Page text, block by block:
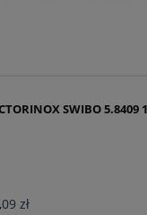
SWIBO 5.8409
zł